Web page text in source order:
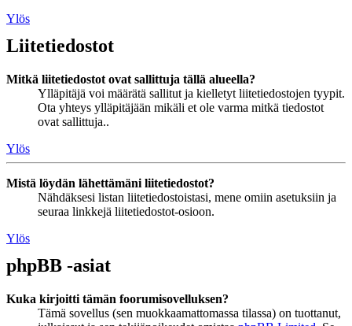
Ylös
Liitetiedostot
Mitkä liitetiedostot ovat sallittuja tällä alueella?
Ylläpitäjä voi määrätä sallitut ja kielletyt liitetiedostojen tyypit.
Ota yhteys ylläpitäjään mikäli et ole varma mitkä tiedostot
ovat sallittuja..
Ylös
Mistä löydän lähettämäni liitetiedostot?
Nähdäksesi listan liitetiedostoistasi, mene omiin asetuksiin ja
seuraa linkkejä liitetiedostot-osioon.
Ylös
phpBB -asiat
Kuka kirjoitti tämän foorumisovelluksen?
Tämä sovellus (sen muokkaamattomassa tilassa) on tuottanut,